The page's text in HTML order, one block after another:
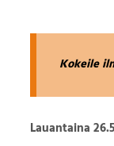
Kokeile
Lauantaina